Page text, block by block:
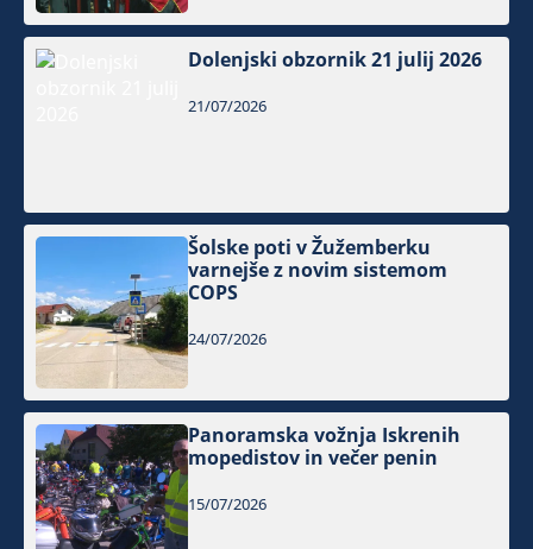
Dolenjski obzornik 21 julij 2026
21/07/2026
Šolske poti v Žužemberku
varnejše z novim sistemom
COPS
24/07/2026
Panoramska vožnja Iskrenih
mopedistov in večer penin
15/07/2026